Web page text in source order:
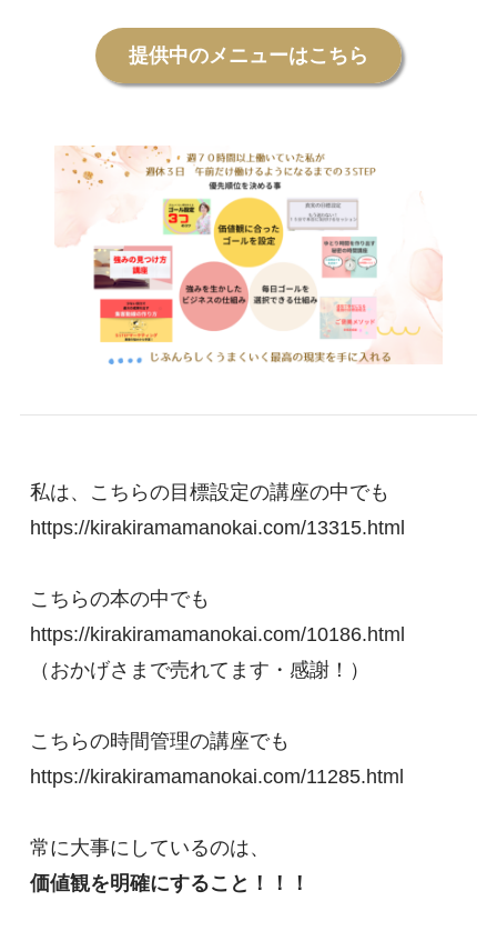
提供中のメニューはこちら
私は、こちらの目標設定の講座の中でも
https://kirakiramamanokai.com/13315.html
こちらの本の中でも
https://kirakiramamanokai.com/10186.html
（おかげさまで売れてます・感謝！）
こちらの時間管理の講座でも
https://kirakiramamanokai.com/11285.html